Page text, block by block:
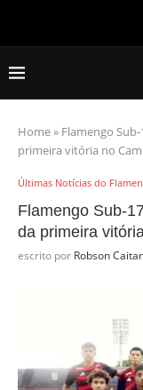
Home» Flamengo
primeira vitória no
Últimas Notícias do
Flamengo Sub-
da primeira
escrito por Robson